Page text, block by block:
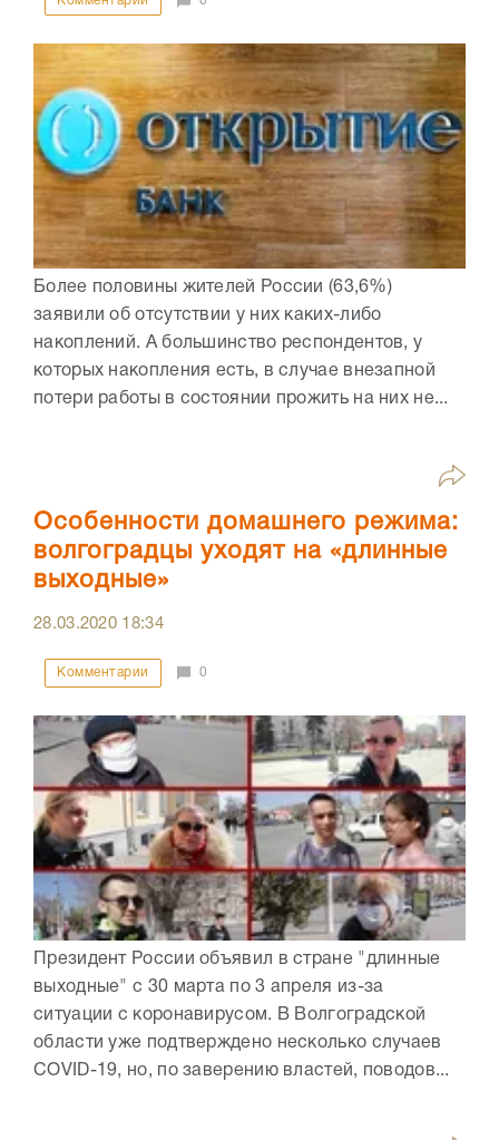
Более половины жителей России (63,6%)
заявили об отсутствии у них каких-либо
накоплений. А большинство респондентов, у
которых накопления есть, в случае внезапной
потери работы в состоянии прожить на них не...
Особенности домашнего режима:
волгоградцы уходят на «длинные
выходные»
28.03.2020 18:34
Комментарии 0
Президент России объявил в стране "длинные
выходные" с 30 марта по 3 апреля из-за
ситуации с коронавирусом. В Волгоградской
области уже подтверждено несколько случаев
COVID-19, но, по заверению властей, поводов...